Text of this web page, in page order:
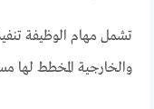
تشمل مهام الوظيفة
والخارجية المخطط لها